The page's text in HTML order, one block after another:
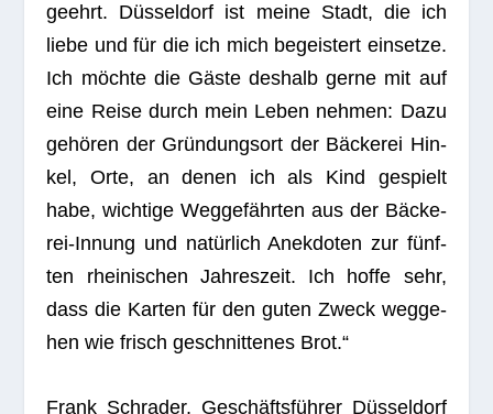
geehrt. Düs­sel­dorf ist meine Stadt, die ich
liebe und für die ich mich begeis­tert ein­setze.
Ich möchte die Gäste des­halb gerne mit auf
eine Reise durch mein Leben neh­men: Dazu
gehö­ren der Grün­dungs­ort der Bäcke­rei Hin­
kel, Orte, an denen ich als Kind gespielt
habe, wich­tige Weg­ge­fähr­ten aus der Bäcke­
rei-Innung und natür­lich Anek­do­ten zur fünf­
ten rhei­ni­schen Jah­res­zeit. Ich hoffe sehr,
dass die Kar­ten für den guten Zweck weg­ge­
hen wie frisch geschnit­te­nes Brot.“
Frank Schr­a­der, Geschäfts­füh­rer Düs­sel­dorf